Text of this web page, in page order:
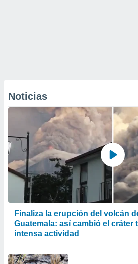
Noticias
Finaliza la erupción del volcán
Guatemala: así cambió el cráter
intensa actividad